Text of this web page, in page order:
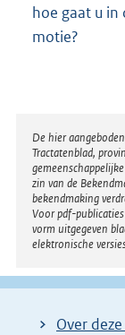
hoe gaat u in
motie?
Disclaimer
De hier
Tractatenblad,
zin van de
bekendmaking
Voor pdf-
vorm uitgegeven
elektronische
Over